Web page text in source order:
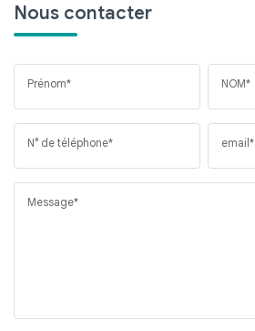
Nous contacter
Prénom* NOM*
N° de téléphone* email*
Message*